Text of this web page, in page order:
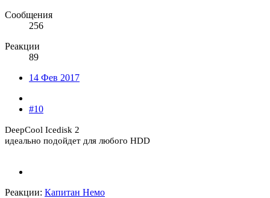
Сообщения
256
Реакции
89
14 Фев 2017
#10
DeepCool Icedisk 2
идеально подойдет для любого HDD
Реакции: Капитан Немо